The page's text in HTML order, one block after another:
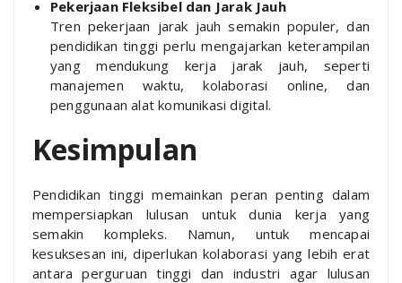
Pekerjaan Fleksibel dan Jarak Jauh
Tren pekerjaan jarak jauh semakin populer, dan
pendidikan tinggi perlu mengajarkan keterampilan
yang mendukung kerja jarak jauh, seperti
manajemen waktu, kolaborasi online, dan
penggunaan alat komunikasi digital.
Kesimpulan
Pendidikan tinggi memainkan peran penting dalam
mempersiapkan lulusan untuk dunia kerja yang
semakin kompleks. Namun, untuk mencapai
kesuksesan ini, diperlukan kolaborasi yang lebih erat
antara perguruan tinggi dan industri agar lulusan